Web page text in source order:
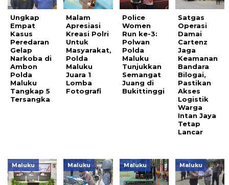
Ungkap
Empat
Kasus
Peredaran
Gelap
Narkoba di
Ambon
Polda
Maluku
Tangkap 5
Tersangka
Malam
Apresiasi
Kreasi Polri
Untuk
Masyarakat,
Polda
Maluku
Juara 1
Lomba
Fotografi
Police
Women
Run ke-3:
Polwan
Polda
Maluku
Tunjukkan
Semangat
Juang di
Bukittinggi
Satgas
Operasi
Damai
Cartenz
Jaga
Keamanan
Bandara
Bilogai,
Pastikan
Akses
Logistik
Warga
Intan Jaya
Tetap
Lancar
Maluku Maluku Maluku Maluku